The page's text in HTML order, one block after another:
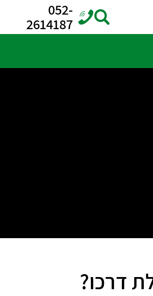
052-
2614187
דרכו?